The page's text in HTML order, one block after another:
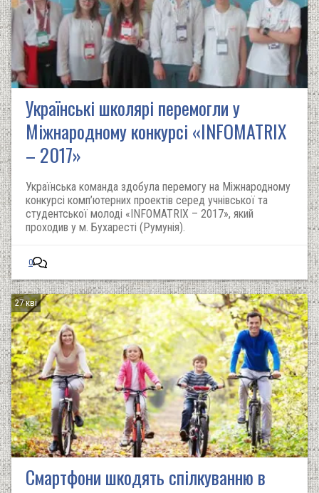
Українські школярі перемогли у
Міжнародному конкурсі «INFOMATRIX
– 2017»
Українська команда здобула перемогу на Міжнародному
конкурсі комп’ютерних проектів серед учнівської та
студентської молоді «INFOMATRIX – 2017», який
проходив у м. Бухаресті (Румунія).
0
27 кві
Смартфони шкодять спілкуванню в